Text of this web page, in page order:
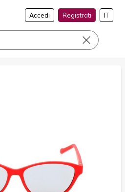
Accedi Registrati IT